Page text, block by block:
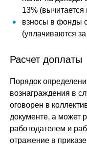
13%
взносы в фонды
(уплачиваются
Расчет доплаты
Порядок
вознаграждения в
оговорен в
документе, а может
работодателем и
отражение в